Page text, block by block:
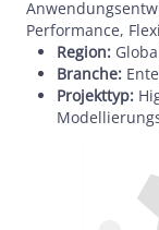
Performance,
Region:
Branche:
Projekttyp: